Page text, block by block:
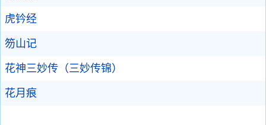
虎钤经
笏山记
花神三妙传（三妙传锦）
花月痕